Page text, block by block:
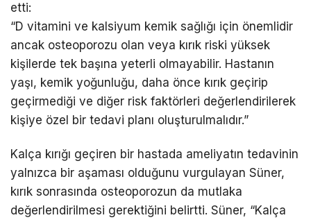
etti:
“D vitamini ve kalsiyum kemik sağlığı için önemlidir
ancak osteoporozu olan veya kırık riski yüksek
kişilerde tek başına yeterli olmayabilir. Hastanın
yaşı, kemik yoğunluğu, daha önce kırık geçirip
geçirmediği ve diğer risk faktörleri değerlendirilerek
kişiye özel bir tedavi planı oluşturulmalıdır.”
Kalça kırığı geçiren bir hastada ameliyatın tedavinin
yalnızca bir aşaması olduğunu vurgulayan Süner,
kırık sonrasında osteoporozun da mutlaka
değerlendirilmesi gerektiğini belirtti. Süner, “Kalça